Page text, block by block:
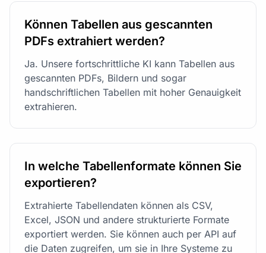
Können Tabellen aus gescannten
PDFs extrahiert werden?
Ja. Unsere fortschrittliche KI kann Tabellen aus
gescannten PDFs, Bildern und sogar
handschriftlichen Tabellen mit hoher Genauigkeit
extrahieren.
In welche Tabellenformate können Sie
exportieren?
Extrahierte Tabellendaten können als CSV,
Excel, JSON und andere strukturierte Formate
exportiert werden. Sie können auch per API auf
die Daten zugreifen, um sie in Ihre Systeme zu